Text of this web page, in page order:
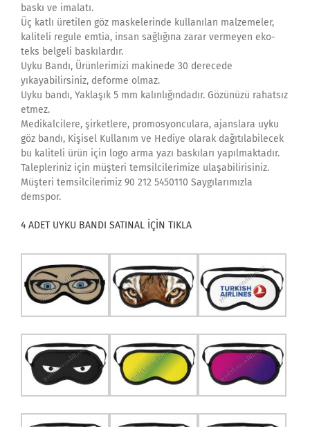
baskı ve imalatı.
Üç katlı üretilen göz maskelerinde kullanılan malzemeler,
kaliteli regule emtia, insan sağlığına zarar vermeyen eko-
teks belgeli baskılardır.
Uyku Bandı, Ürünlerimizi makinede 30 derecede
yıkayabilirsiniz, deforme olmaz.
Uyku bandı, Yaklaşık 5 mm kalınlığındadır. Gözünüzü rahatsız
etmez.
Medikalcilere, şirketlere, promosyonculara, ajanslara uyku
göz bandı, Kişisel Kullanım ve Hediye olarak dağıtılabilecek
bu kaliteli ürün için logo arma yazı baskıları yapılmaktadır.
Talepleriniz için müşteri temsilcilerimize ulaşabilirisiniz.
Müşteri temsilcilerimiz 90 212 5450110 Saygılarımızla
demspor.
4 ADET UYKU BANDI SATINAL İÇİN TIKLA